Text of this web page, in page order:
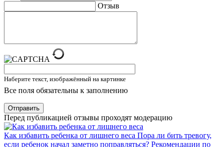
Отзыв
Наберите текст, изображённый на картинке
Все поля обязательны к заполнению
Отправить
Перед публикацией отзывы проходят модерацию
Как избавить ребенка от лишнего веса Пора ли бить тревогу,
если ребенок начал заметно поправляться? Рекомендации по